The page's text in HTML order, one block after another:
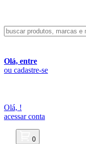
Olá, entre
ou cadastre-se
Olá, !
acessar conta
0